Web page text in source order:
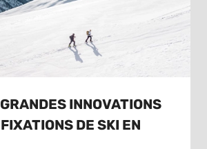
INNOVATIONS
DE SKI EN